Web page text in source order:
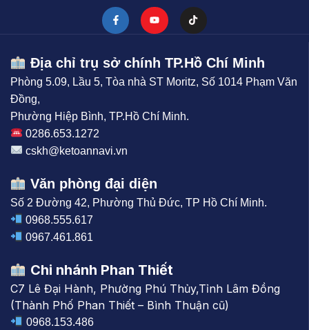
Địa chỉ trụ sở chính TP.Hồ Chí Minh
Phòng 5.09, Lầu 5, Tòa nhà ST Moritz, Số 1014 Phạm Văn
Đồng,
Phường Hiệp Bình, TP.Hồ Chí Minh.
0286.653.1272
cskh@ketoannavi.vn
Văn phòng đại diện
Số 2 Đường 42, Phường Thủ Đức, TP Hồ Chí Minh.
0968.555.617
0967.461.861
Chi nhánh Phan Thiết
C7 Lê Đại Hành, Phường Phú Thủy,Tỉnh Lâm Đồng
(Thành Phố Phan Thiết – Bình Thuận cũ)
0968.153.486